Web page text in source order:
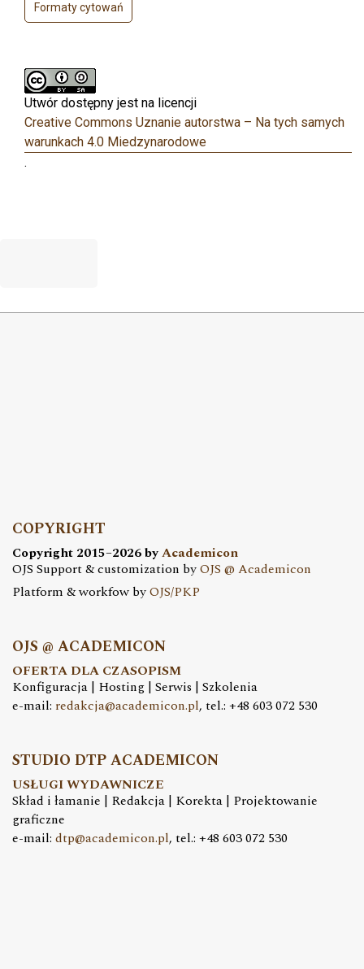
Formaty cytowań
Utwór dostępny jest na licencji
Creative Commons Uznanie autorstwa – Na tych samych
warunkach 4.0 Miedzynarodowe
.
COPYRIGHT
Copyright 2015–2026 byAcademicon
OJS Support & customization byOJS @ Academicon
Platform & workfow byOJS/PKP
OJS @ ACADEMICON
OFERTA DLA CZASOPISM
Konfiguracja | Hosting | Serwis | Szkolenia
e-mail: redakcja@academicon.pl, tel.: +48 603 072 530
STUDIO DTP ACADEMICON
USŁUGI WYDAWNICZE
Skład i łamanie | Redakcja | Korekta | Projektowanie
graficzne
e-mail: dtp@academicon.pl, tel.: +48 603 072 530